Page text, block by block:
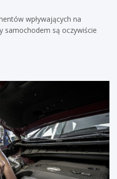
wpływających na
samochodem są oczywiście